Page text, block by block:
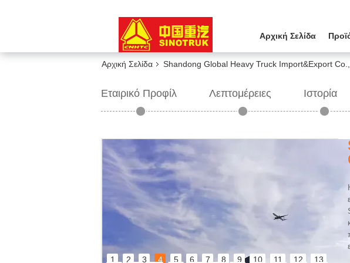
Αρχική Σελίδα
Αρχική Σελίδα Shandong Global Heavy Truck Import&Export
Εταιρικό Προφίλ Λεπτομέρειες Ιστορία
1 2 3 4 5 6 7 8 9 10 11 12
13